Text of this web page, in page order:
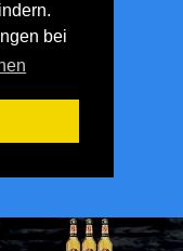
bei